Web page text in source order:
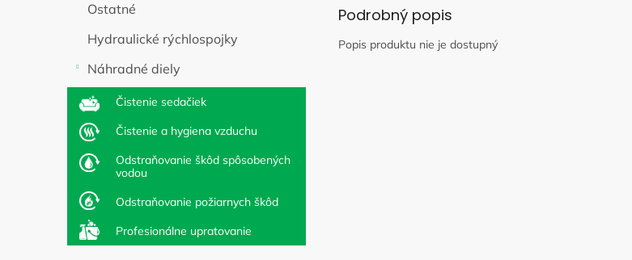
Ostatné
Hydraulické rýchlospojky
Náhradné diely
Čistenie sedačiek
Čistenie a hygiena vzduchu
Odstraňovanie škôd spôsobených
vodou
Odstraňovanie požiarnych škôd
Profesionálne upratovanie
Podrobný popis
Popis produktu nie je dostupný